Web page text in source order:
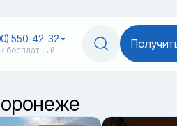
550-42-32
бесплатный